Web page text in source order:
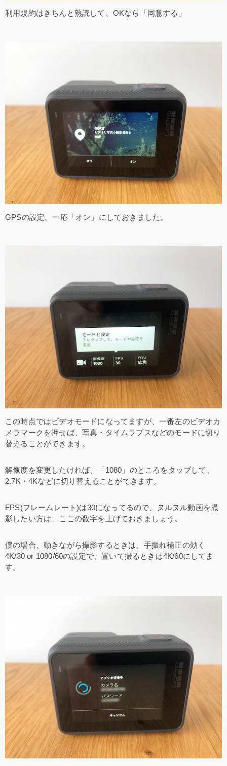
利用規約はきちんと熟読して、OKなら「同意する」
GPSの設定。一応「オン」にしておきました。
この時点ではビデオモードになってますが、一番左のビデオカ
メラマークを押せば、写真・タイムラプスなどのモードに切り
替えることができます。
解像度を変更したければ、「1080」のところをタップして、
2.7K・4Kなどに切り替えることができます。
FPS(フレームレート)は30になってるので、ヌルヌル動画を撮
影したい方は、ここの数字を上げておきましょう。
僕の場合、動きながら撮影するときは、手振れ補正の効く
4K/30 or 1080/60の設定で、置いて撮るときは4K/60にしてま
す。